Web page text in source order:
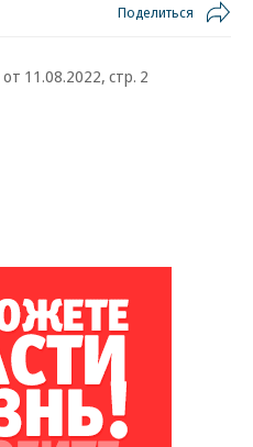
Поделиться
от 11.08.2022, стр. 2